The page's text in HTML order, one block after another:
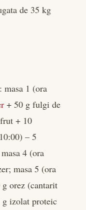
de 35 kg
masa 1 (ora
+ 50 g fulgi de
+ 10
– 5
4 (ora
masa 5 (ora
orez (cantarit
g izolat proteic